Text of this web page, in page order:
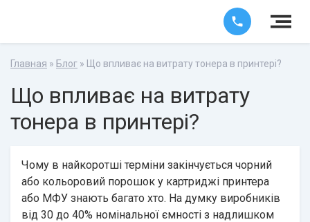
Главная » Блог » Що впливає на витрату тонера в принтері?
Що впливає на витрату
тонера в принтері?
Чому в найкоротші терміни закінчується чорний
або кольоровий порошок у картриджі принтера
або МФУ знають багато хто. На думку виробників
від 30 до 40% номінальної ємності з надлишком